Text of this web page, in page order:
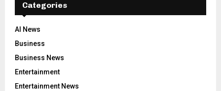
Categories
AI News
Business
Business News
Entertainment
Entertainment News